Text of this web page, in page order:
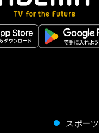
スポーツ